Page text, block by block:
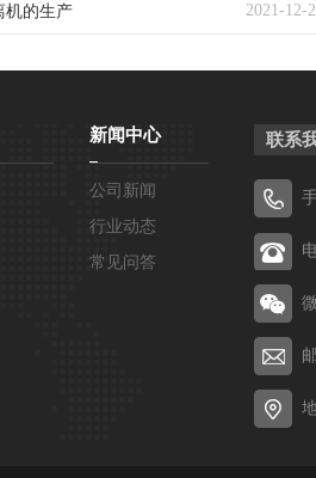
2021-12-
机的生产
新闻中心
公司新闻
行业动态
常见问答
联系